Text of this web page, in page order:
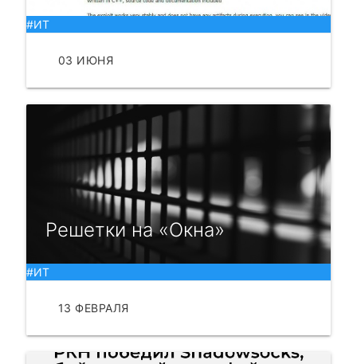
#ИТ
03 ИЮНЯ
Решетки на «Окна»
#ИТ
13 ФЕВРАЛЯ